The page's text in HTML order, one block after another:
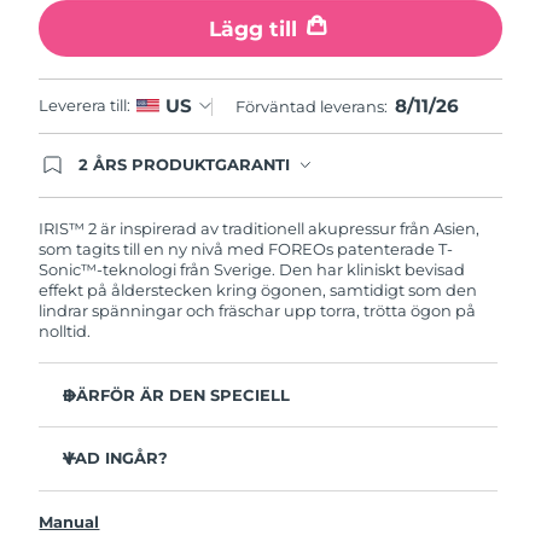
Lägg till
Leverera till: US Förväntad leverans: 8/11/26
2 ÅRS PRODUKTGARANTI
utan extra kostnad om du får problem med den
inom två år efter inköpsdatum.
IRIS™ 2 är inspirerad av traditionell akupressur från Asien,
som tagits till en ny nivå med FOREOs patenterade T-
Sonic™-teknologi från Sverige. Den har kliniskt bevisad
effekt på ålderstecken kring ögonen, samtidigt som den
lindrar spänningar och fräschar upp torra, trötta ögon på
nolltid.
DÄRFÖR ÄR DEN SPECIELL
ögonvård.
3,5x mer effektiv mot mörka ringar under ögonen*
Minskar mörka ringar med 70% och kråkfötter och fina
VAD INGÅR?
USB-laddkabel
Manual
Turkiet Förväntad leverans 8/11/26
Förenade
Arabemiraten
Storbritannien Förväntad leverans
Uzbekistan Förväntad leverans8/15/26
Vietnam